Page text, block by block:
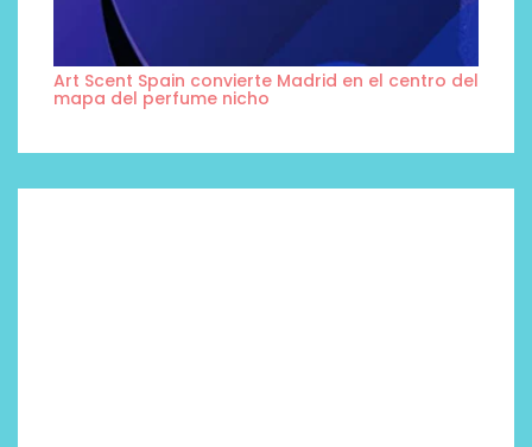
Art Scent Spain convierte Madrid en el centro del
mapa del perfume nicho